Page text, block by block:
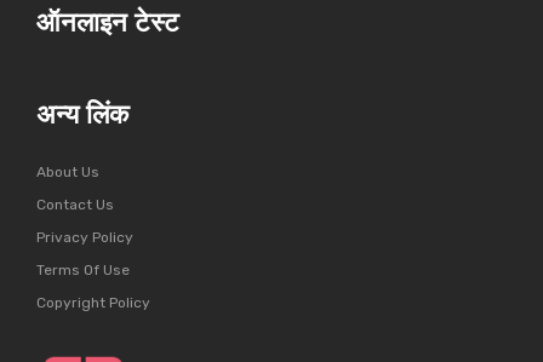
ऑनलाइन टेस्ट
अन्य लिंक
About Us
Contact Us
Privacy Policy
Terms Of Use
Copyright Policy